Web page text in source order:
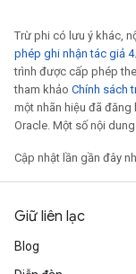
Trừ phi có lưu ý khác,
phép ghi nhận tác giả
trình được cấp phép
tham khảo Chính sách
một nhãn hiệu đã đăng
Oracle. Một số nội
Cập nhật lần gần đây
Giữ liên lạc
Blog